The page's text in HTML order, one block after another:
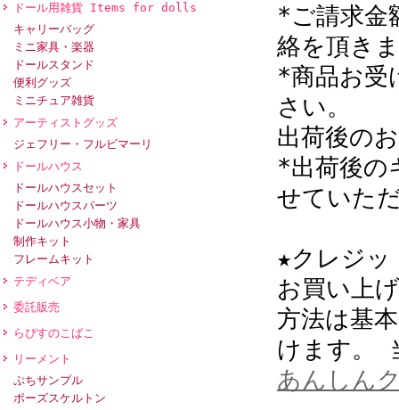
ドール用雑貨 Items for dolls
キャリーバッグ
ミニ家具・楽器
ドールスタンド
便利グッズ
ミニチュア雑貨
アーティストグッズ
ジェフリー・フルビマーリ
ドールハウス
ドールハウスセット
ドールハウスパーツ
ドールハウス小物・家具
制作キット
フレームキット
テディベア
委託販売
らぴすのこばこ
リーメント
ぷちサンプル
ポーズスケルトン
*ご請求金
絡を頂き
*商品お受
さい。
出荷後の
*出荷後の
せていた
★クレジッ
お買い上
方法は基
けます。
あんしん